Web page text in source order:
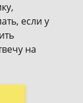
если у
на